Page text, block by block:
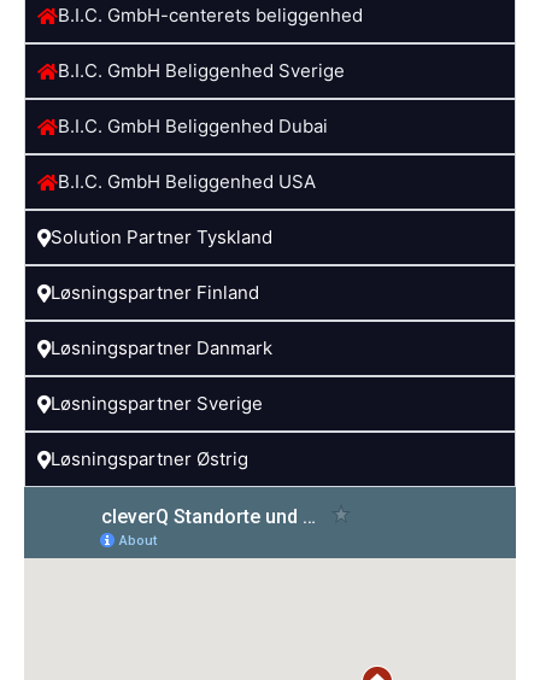
B.I.C. GmbH-centerets beliggenhed
B.I.C. GmbH Beliggenhed Sverige
B.I.C. GmbH Beliggenhed Dubai
B.I.C. GmbH Beliggenhed USA
Solution Partner Tyskland
Løsningspartner Finland
Løsningspartner Danmark
Løsningspartner Sverige
Løsningspartner Østrig